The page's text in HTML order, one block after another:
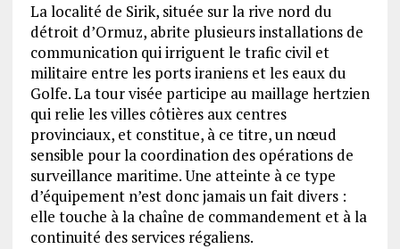
La localité de Sirik, située sur la rive nord du
détroit d’Ormuz, abrite plusieurs installations de
communication qui irriguent le trafic civil et
militaire entre les ports iraniens et les eaux du
Golfe. La tour visée participe au maillage hertzien
qui relie les villes côtières aux centres
provinciaux, et constitue, à ce titre, un nœud
sensible pour la coordination des opérations de
surveillance maritime. Une atteinte à ce type
d’équipement n’est donc jamais un fait divers :
elle touche à la chaîne de commandement et à la
continuité des services régaliens.